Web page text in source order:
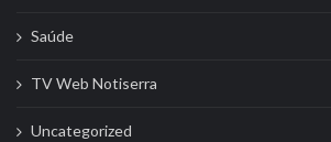
Saúde
TV Web Notiserra
Uncategorized